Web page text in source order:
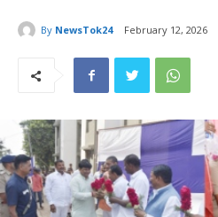
By NewsTok24 February 12, 2026